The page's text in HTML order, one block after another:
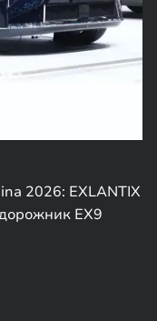
2026: EXLANTIX
EX9